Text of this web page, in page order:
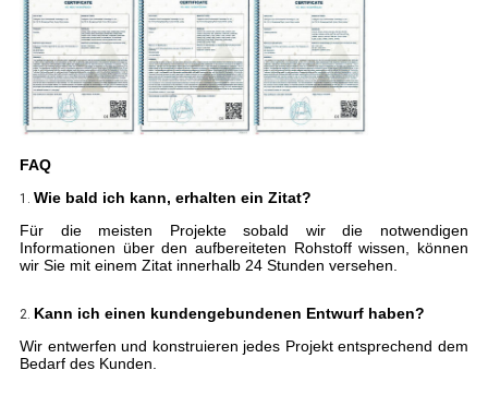
FAQ
1. Wie bald ich kann, erhalten ein Zitat?
Für die meisten Projekte sobald wir die notwendigen
Informationen über den aufbereiteten Rohstoff wissen, können
wir Sie mit einem Zitat innerhalb 24 Stunden versehen.
2. Kann ich einen kundengebundenen Entwurf haben?
Wir entwerfen und konstruieren jedes Projekt entsprechend dem
Bedarf des Kunden.